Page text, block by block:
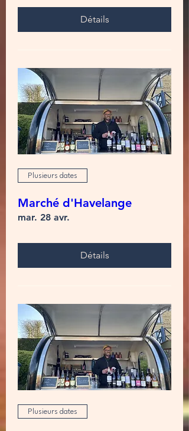
Détails
Plusieurs dates
Marché d'Havelange
mar. 28 avr.
Détails
Plusieurs dates